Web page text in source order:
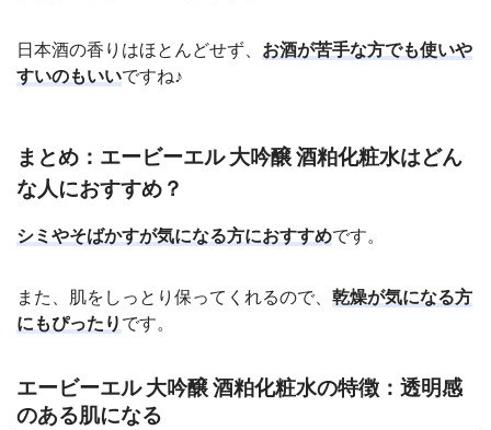
日本酒の香りはほとんどせず、 お酒が苦手な方でも使いや
すいのもいいですね♪
まとめ：エービーエル 大吟醸 酒粕化粧水はどん
な人におすすめ？
シミやそばかすが気になる方におすすめです。
また、肌をしっとり保ってくれるので、 乾燥が気になる方
にもぴったり です。
エービーエル 大吟醸 酒粕化粧水の特徴：透明感
のある肌になる